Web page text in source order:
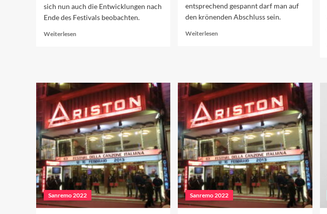
sich nun auch die Entwicklungen nach
Ende des Festivals beobachten.
Weiterlesen
in
den
Charts
(Woche
2)
entsprechend gespannt darf man auf
den krönenden Abschluss sein.
Weiterlesen
Finale
Sanremo 2022 Sanremo 2022